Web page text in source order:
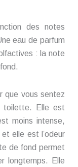
des notes
eau de parfum
: la note
que vous sentez
toilette. Elle est
moins intense,
elle est l’odeur
de fond permet
longtemps. Elle